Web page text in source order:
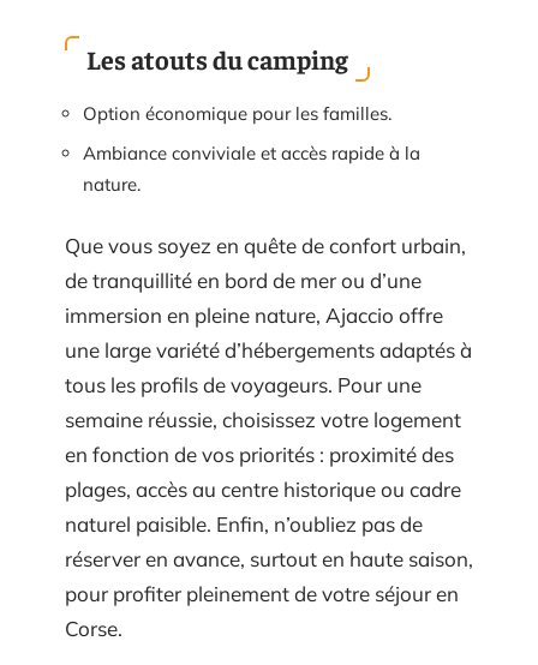
Les atouts du camping
Option économique pour les familles.
Ambiance conviviale et accès rapide à la
nature.
Que vous soyez en quête de confort urbain,
de tranquillité en bord de mer ou d’une
immersion en pleine nature, Ajaccio offre
une large variété d’hébergements adaptés à
tous les profils de voyageurs. Pour une
semaine réussie, choisissez votre logement
en fonction de vos priorités : proximité des
plages, accès au centre historique ou cadre
naturel paisible. Enfin, n’oubliez pas de
réserver en avance, surtout en haute saison,
pour profiter pleinement de votre séjour en
Corse.